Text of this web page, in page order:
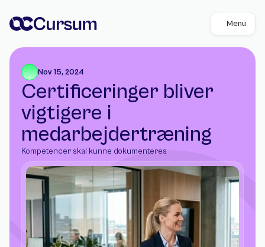
Nov 15, 2024
Certificeringer bliver
vigtigere i
medarbejdertræning
Kompetencer skal kunne dokumenteres
Menu